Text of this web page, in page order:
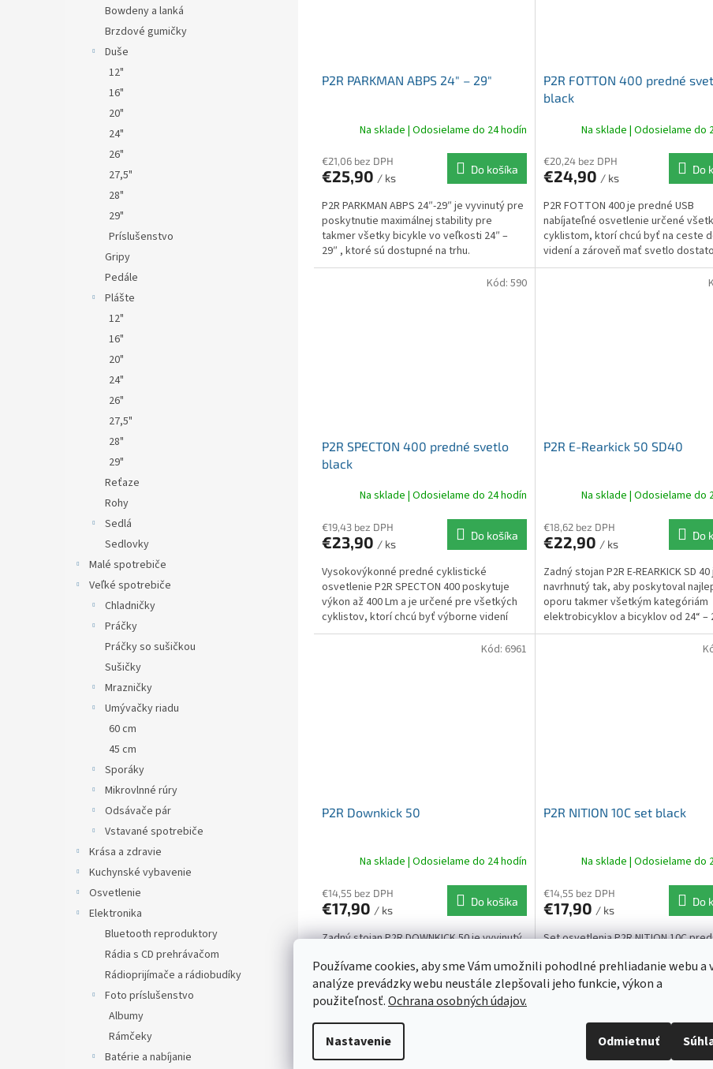
Používame cookies, aby sme Vám umožnili pohodlné prehliadanie webu a
analýze prevádzky webu neustále zlepšovali jeho funkcie, výkon a
použiteľnosť.Ochrana osobných údajov.
Nastavenie Odmietnuť
Bowdeny a lanká
Brzdové gumičky
Duše
12"
16"
20"
24"
26"
27,5"
28"
29"
Príslušenstvo
Gripy
Pedále
Plášte
12"
16"
20"
24"
26"
27,5"
28"
29"
Reťaze
Rohy
Sedlá
Sedlovky
Malé spotrebiče
Veľké spotrebiče
Chladničky
Práčky
Práčky so sušičkou
Sušičky
Mrazničky
Umývačky riadu
60 cm
45 cm
Sporáky
Mikrovlnné rúry
Odsávače pár
Vstavané spotrebiče
Krása a zdravie
Kuchynské vybavenie
Osvetlenie
Elektronika
Bluetooth reproduktory
Rádia s CD prehrávačom
Rádioprijímače a rádiobudíky
Foto príslušenstvo
Albumy
Rámčeky
Batérie a nabíjanie
P2R PARKMAN ABPS 24″ – 29″
Na sklade | Odosielame do 24 hodín
€21,06 bez DPH
€25,90 / ks
Do košíka
P2R PARKMAN ABPS 24″-29″ je vyvinutý pre
poskytnutie maximálnej stability pre
takmer všetky bicykle vo veľkosti 24″ –
29″ , ktoré sú dostupné na trhu.
P2R FOTTON 400 predné
black
Na sklade | Odosielame do
€20,24 bez DPH
€24,90 / ks
Do
P2R FOTTON 400 je predné USB
nabíjateľné osvetlenie určené
cyklistom, ktorí chcú byť na ceste
videní a zároveň mať svetlo
silné na jazdu v...
P2R SPECTON 400 predné svetlo
black
Na sklade | Odosielame do 24 hodín
€19,43 bez DPH
€23,90 / ks
Do košíka
Vysokovýkonné predné cyklistické
osvetlenie P2R SPECTON 400 poskytuje
výkon až 400 Lm a je určené pre všetkých
cyklistov, ktorí chcú byť výborne videní
ostatnými účastníkmi...
Kód: 590
P2R E-Rearkick 50 SD40
Na sklade | Odosielame do
€18,62 bez DPH
€22,90 / ks
Do
Zadný stojan P2R E-REARKICK SD 40
navrhnutý tak, aby poskytoval
oporu takmer všetkým kategóriám
elektrobicyklov a bicyklov od 24“ –
dostupných na trhu.
P2R Downkick 50
Na sklade | Odosielame do 24 hodín
€14,55 bez DPH
€17,90 / ks
Do košíka
Zadný stojan P2R DOWNKICK 50 je vyvinutý
takmer všetky bicykle vo veľkosti 24″ – 29″
z kategorií: JUNIOR/CITY/MTB/CROSS,
ktoré sú...
Kód: 6961
P2R NITION 10C set black
Na sklade | Odosielame do
€14,55 bez DPH
€17,90 / ks
Do
Set osvetlenia P2R NITION 10C
hľadajú kvalitný nabíjateľný set
dostatočným výkonom 200